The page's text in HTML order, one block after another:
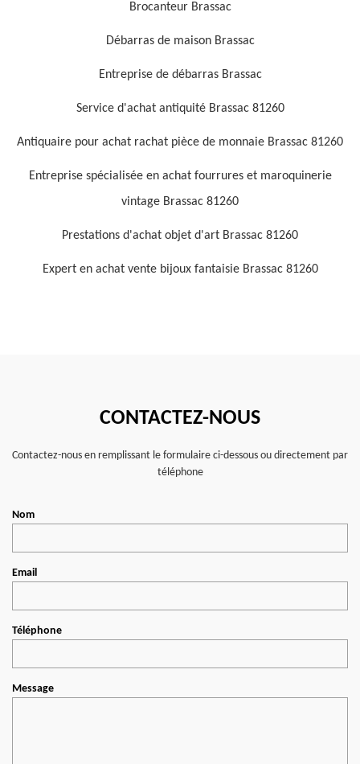
Brocanteur Brassac
Débarras de maison Brassac
Entreprise de débarras Brassac
Service d'achat antiquité Brassac 81260
Antiquaire pour achat rachat pièce de monnaie Brassac 81260
Entreprise spécialisée en achat fourrures et maroquinerie
vintage Brassac 81260
Prestations d'achat objet d'art Brassac 81260
Expert en achat vente bijoux fantaisie Brassac 81260
CONTACTEZ-NOUS
Contactez-nous en remplissant le formulaire ci-dessous ou directement par
téléphone
Nom
Email
Téléphone
Message